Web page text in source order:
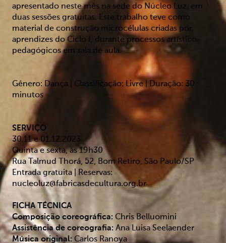
apresentado neste mês na sede do Núcleo Luz, em
duas sessões gratuitas. Este trabalho teve como
material de construção microcélulas criadas por
aprendizes do Ciclo I, durante processos artístico-
pedagógicos em sala de aula.
Gênero: Dança | Classificação: Livre | Duração: 30
minutos
SERVIÇO
30.11 e 01.12.2023
Quinta e sexta, às 19h30
Rua Talmud Thorá, 52, Bom Retiro, São Paulo/SP
Entrada gratuita | Reservas:
nucleoluz@fabricasdecultura.org.br
FICHA TÉCNICA
Composição coreográfica: Chris Belluomini
Assistência de coreografia: Ana Luisa Seelaender
Música original: Carlos Ranoya